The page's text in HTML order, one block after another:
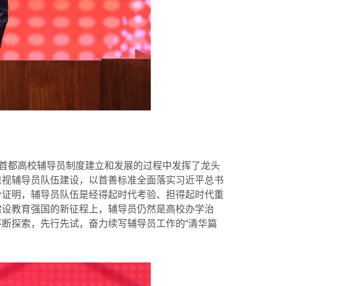
都高校辅导员制度建立和发展的过程中发挥了龙头
辅导员队伍建设，以首善标准全面落实习近平总书
明，辅导员队伍是经得起时代考验、担得起时代重
教育强国的新征程上，辅导员仍然是高校办学治
探索，先行先试，奋力续写辅导员工作的“清华篇